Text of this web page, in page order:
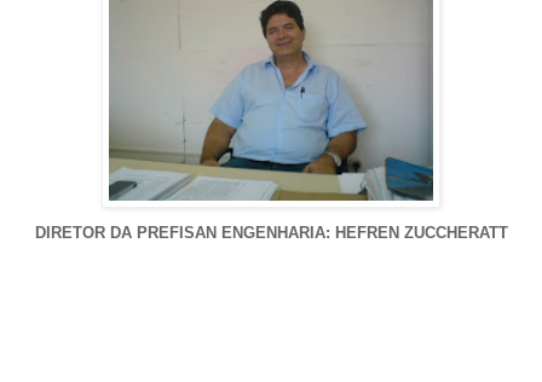
DIRETOR DA PREFISAN ENGENHARIA: HEFREN ZUCCHERATT